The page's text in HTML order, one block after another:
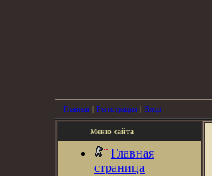
Главная | Регистрация | Вход
Меню сайта
Главная
страница